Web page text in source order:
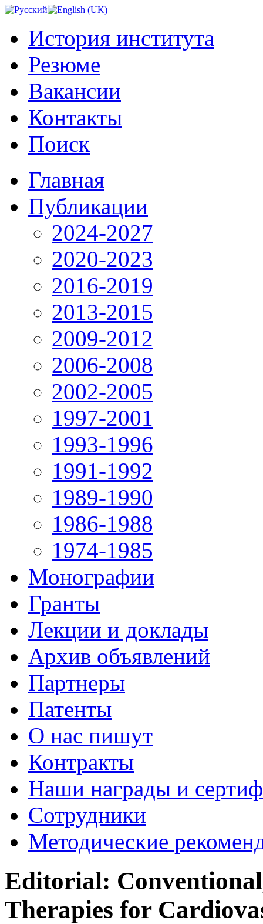
История института
Резюме
Вакансии
Контакты
Поиск
Главная
Публикации
2024-2027
2020-2023
2016-2019
2013-2015
2009-2012
2006-2008
2002-2005
1997-2001
1993-1996
1991-1992
1989-1990
1986-1988
1974-1985
Монографии
Гранты
Лекции и доклады
Архив объявлений
Партнеры
Патенты
О нас пишут
Контракты
Наши награды и
Сотрудники
Методические
Editorial:
Therapies for